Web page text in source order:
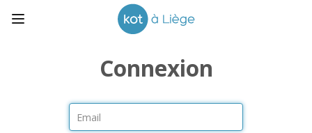
Connexion